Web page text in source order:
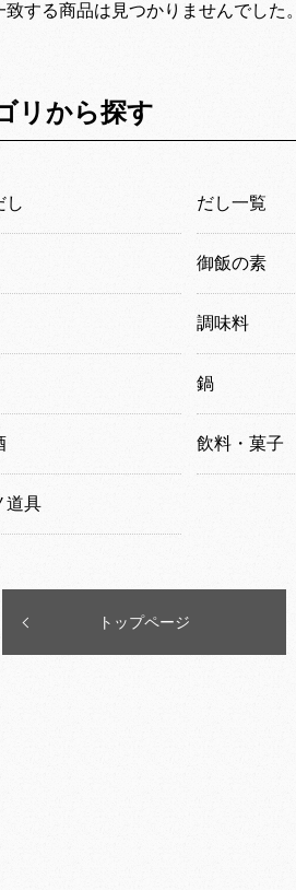
致する商品は見つかりませんでした。
リから探す
し だし一覧
御飯の素
調味料
鍋
飲料・菓子
道具
トップページ